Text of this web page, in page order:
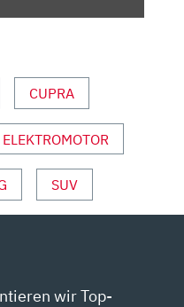
CUPRA
ELEKTROMOTOR
SUV
wir Top-